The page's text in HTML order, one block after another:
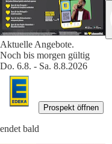
Aktuelle Angebote.
Noch bis morgen gültig
Do. 6.8. - Sa. 8.8.2026
Prospekt öffnen
endet bald